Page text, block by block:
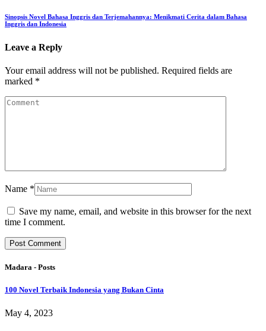
Sinopsis Novel Bahasa Inggris dan Terjemahannya: Menikmati Cerita dalam Bahasa
Inggris dan Indonesia
Leave a Reply
Your email address will not be published. Required fields are
marked *
Name *
Save my name, email, and website in this browser for the next
time I comment.
Madara - Posts
100 Novel Terbaik Indonesia yang Bukan Cinta
May 4, 2023